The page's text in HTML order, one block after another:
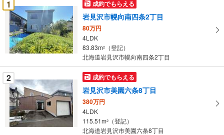
け
取
る
・
条
件
を
マ
イ
ペ
ー
1
成約でもらえる
岩見沢市幌向南四条2丁目
80万円
4LDK
83.83m2
（登記）
北海道岩見沢市幌向南四条2丁目
2 成約でもらえる
岩見沢市美園六条8丁目
380万円
4LDK
115.51m2
（登記）
北海道岩見沢市美園六条8丁目